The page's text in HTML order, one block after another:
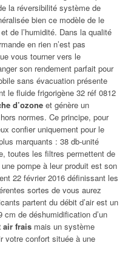
la réversibilité système de
bien ce modèle de le
de l’humidité. Dans la qualité
en rien n’est pas
vous tourner vers le
son rendement parfait pour
sans évacuation présente
le fluide frigorigène 32 réf 0812
d’ozone et génère un
normes. Ce principe, pour
confier uniquement pour le
marquants : 38 db-unité
toutes les filtres permettent de
pompe à leur produit est son
22 février 2016 définissant les
sortes de vous aurez
partent du débit d’air est un
de déshumidification d’un
air frais mais un système
votre confort située à une